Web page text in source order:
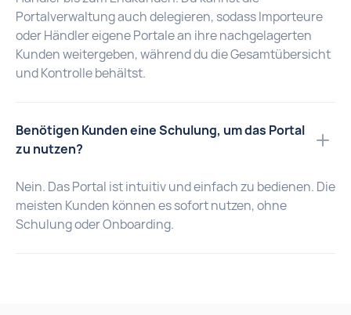
Portalverwaltung auch delegieren, sodass Importeure
oder Händler eigene Portale an ihre nachgelagerten
Kunden weitergeben, während du die Gesamtübersicht
und Kontrolle behältst.
Benötigen Kunden eine Schulung, um das Portal
zu nutzen?
Nein. Das Portal ist intuitiv und einfach zu bedienen. Die
meisten Kunden können es sofort nutzen, ohne
Schulung oder Onboarding.